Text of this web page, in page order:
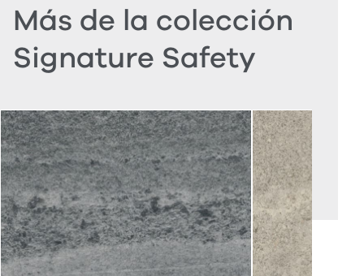
Más de la colección
Signature Safety